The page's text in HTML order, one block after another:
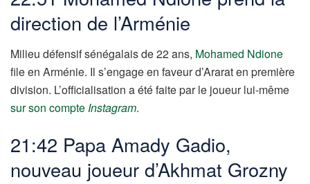
direction de l’Arménie
Milieu défensif sénégalais de 22 ans, Mohamed Ndione
file en Arménie. Il s’engage en faveur d’Ararat en première
division. L’officialisation a été faite par le joueur lui-même
sur son compteInstagram.
21:42 Papa Amady Gadio,
nouveau joueur d’Akhmat Grozny